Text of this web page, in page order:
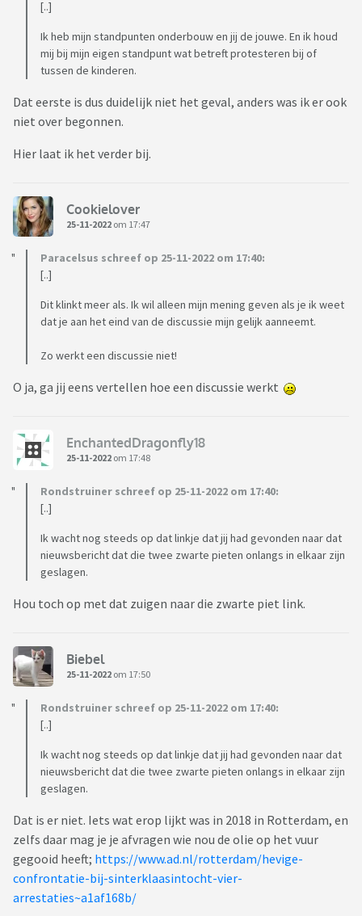
[..]
Ik heb mijn standpunten onderbouw en jij de jouwe. En ik houd
mij bij mijn eigen standpunt wat betreft protesteren bij of
tussen de kinderen.
Dat eerste is dus duidelijk niet het geval, anders was ik er ook
niet over begonnen.
Hier laat ik het verder bij.
Cookielover
25-11-2022 om 17:47
Paracelsus schreef op 25-11-2022 om 17:40:
[..]
Dit klinkt meer als. Ik wil alleen mijn mening geven als je ik weet
dat je aan het eind van de discussie mijn gelijk aanneemt.
Zo werkt een discussie niet!
O ja, ga jij eens vertellen hoe een discussie werkt
EnchantedDragonfly18
25-11-2022 om 17:48
Rondstruiner schreef op 25-11-2022 om 17:40:
[..]
Ik wacht nog steeds op dat linkje dat jij had gevonden naar dat
nieuwsbericht dat die twee zwarte pieten onlangs in elkaar zijn
geslagen.
Hou toch op met dat zuigen naar die zwarte piet link.
Biebel
25-11-2022 om 17:50
Rondstruiner schreef op 25-11-2022 om 17:40:
[..]
Ik wacht nog steeds op dat linkje dat jij had gevonden naar dat
nieuwsbericht dat die twee zwarte pieten onlangs in elkaar zijn
geslagen.
Dat is er niet. Iets wat erop lijkt was in 2018 in Rotterdam, en
zelfs daar mag je je afvragen wie nou de olie op het vuur
gegooid heeft; https://www.ad.nl/rotterdam/hevige-
confrontatie-bij-sinterklaasintocht-vier-
arrestaties~a1af168b/